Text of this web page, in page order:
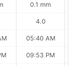
0.1 mm
4.0
05:40 AM
09:53 PM